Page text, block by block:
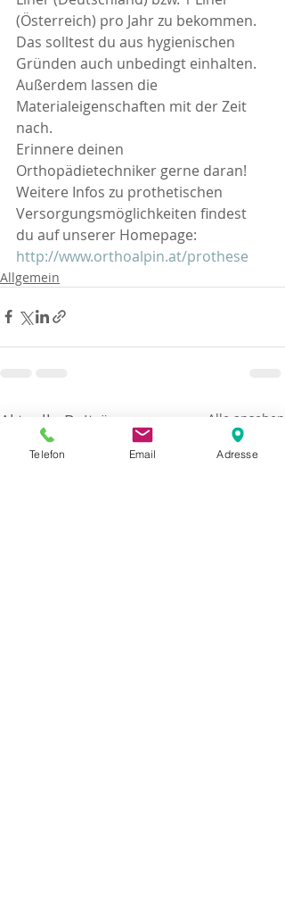
(Österreich) pro Jahr zu bekommen.
Das solltest du aus hygienischen
Gründen auch unbedingt einhalten.
Außerdem lassen die
Materialeigenschaften mit der Zeit
nach.
Erinnere deinen
Orthopädietechniker gerne daran!
Weitere Infos zu prothetischen
Versorgungsmöglichkeiten findest
du auf unserer Homepage:
http://www.orthoalpin.at/prothese
Allgemein
Aktuelle Beiträge Alle ansehen
Telefon Email Adresse